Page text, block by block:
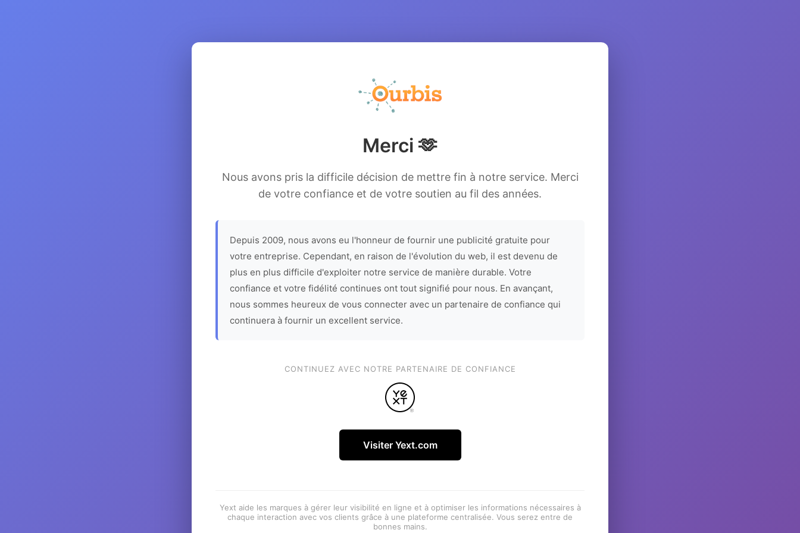
Merci 🫶
Nous avons pris la difficile décision de mettre fin à notre service. Merci
de votre confiance et de votre soutien au fil des années.
Depuis 2009, nous avons eu l'honneur de fournir une publicité gratuite pour
votre entreprise. Cependant, en raison de l'évolution du web, il est devenu de
plus en plus difficile d'exploiter notre service de manière durable. Votre
confiance et votre fidélité continues ont tout signifié pour nous. En avançant,
nous sommes heureux de vous connecter avec un partenaire de confiance qui
continuera à fournir un excellent service.
CONTINUEZ AVEC NOTRE PARTENAIRE DE CONFIANCE
Visiter Yext.com
Yext aide les marques à gérer leur visibilité en ligne et à optimiser les informations nécessaires à
chaque interaction avec vos clients grâce à une plateforme centralisée. Vous serez entre de
bonnes mains.